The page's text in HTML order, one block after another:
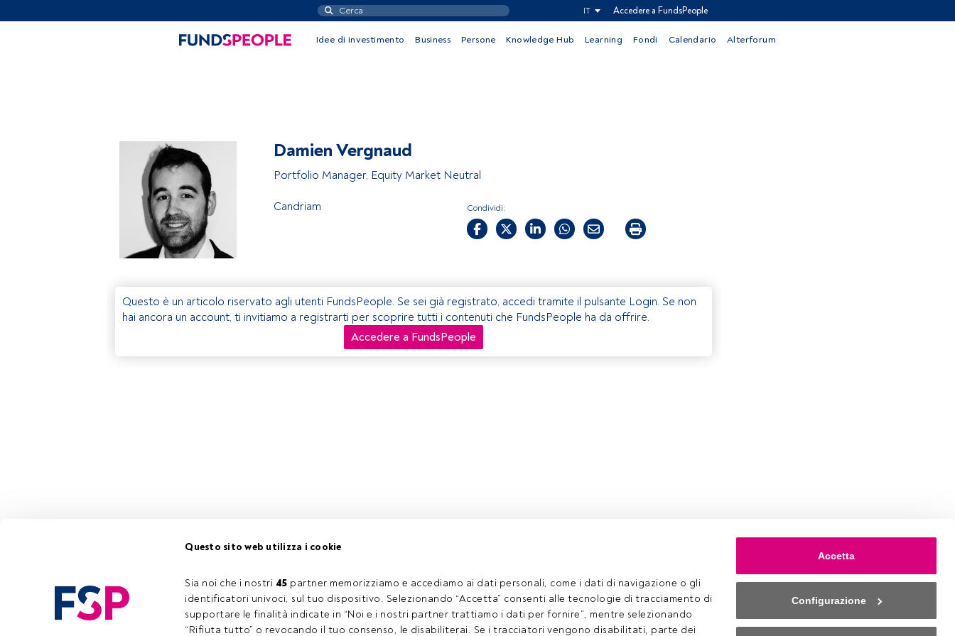
Questo sito web utilizza i cookie
Sia noi che i nostri 45 partner memorizziamo e accediamo ai dati personali, come i dati di navigazione o gli
identificatori univoci, sul tuo dispositivo. Selezionando “Accetta” consenti alle tecnologie di tracciamento di
supportare le finalità indicate in “Noi e i nostri partner trattiamo i dati per fornire”, mentre selezionando
“Rifiuta tutto” o revocando il tuo consenso, le disabiliterai. Se i tracciatori vengono disabilitati, parte dei
Accetta
Configurazione
IT Accedere a FundsPeople
Idee di investimento Business Persone Knowledge Hub Learning Fondi Calendario Alterforum
Damien Vergnaud
Portfolio Manager, Equity Market Neutral
Candriam Condividi:
Questo è un articolo riservato agli utenti FundsPeople. Se sei già registrato, accedi tramite il pulsante Login. Se non
hai ancora un account, ti invitiamo a registrarti per scoprire tutti i contenuti che FundsPeople ha da offrire.
Accedere a FundsPeople